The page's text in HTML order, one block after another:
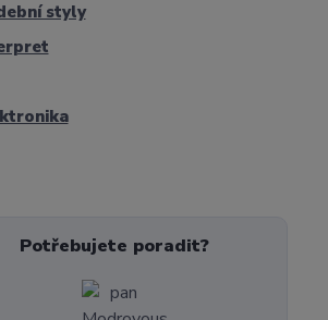
styly
Potřebujete poradit?